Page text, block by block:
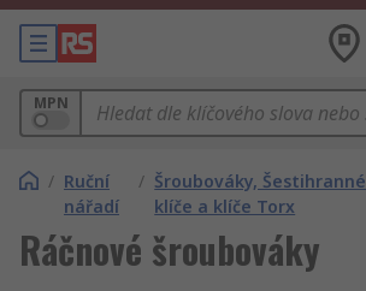
MPN
/ Ruční
nářadí
/ Šroubováky, Šestihranné
klíče a klíče Torx
Ráčnové šroubováky